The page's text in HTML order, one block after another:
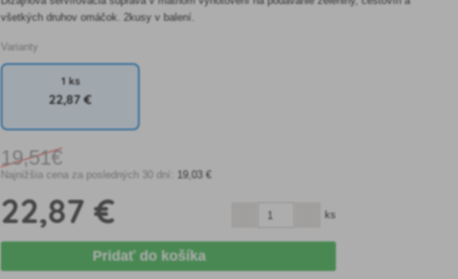
všetkých druhov omáčok. 2kusy v balení.
Varianty
1 ks
22,87 €
19,51€
Najnižšia cena za posledných 30 dní: 19,03 €
22,87 € ks
Pridať do košíka